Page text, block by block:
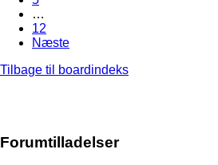
…
12
Næste
Tilbage til boardindeks
Forumtilladelser